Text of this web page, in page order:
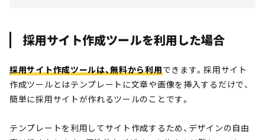
採用サイト作成ツールを利用した場合
採用サイト作成ツールは、無料から利用できます。採用サイト
作成ツールとはテンプレートに文章や画像を挿入するだけで、
簡単に採用サイトが作れるツールのことです。
テンプレートを利用してサイト作成するため、デザインの自由